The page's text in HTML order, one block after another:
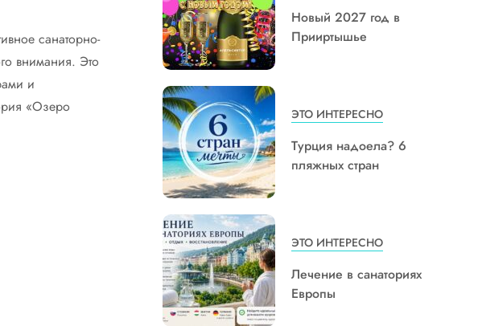
санаторно-
внимания. Это
и
«Озеро
Новый 2027 год в
Прииртышье
ЭТО ИНТЕРЕСНО
Турция надоела? 6
пляжных стран
ЭТО ИНТЕРЕСНО
Лечение в санаториях
Европы